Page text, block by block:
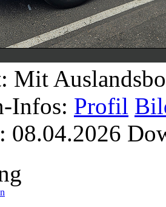
Mit
Infos: Profil
08.04.2026